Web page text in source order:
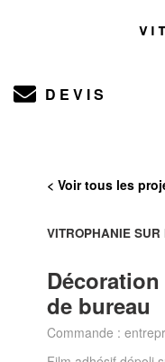
DEVIS
< Voir tous les
VITROPHANIE SUR
de bureau
Commande :